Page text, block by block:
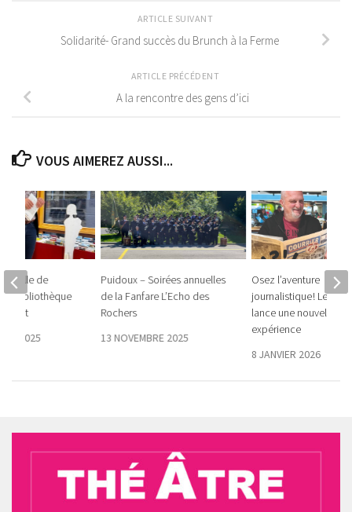
ARTICLE SUIVANT
Solidarité- Grand succès du Brunch à la Ferme
ARTICLE PRÉCÉDENT
A la rencontre des gens d’ici
VOUS AIMEREZ AUSSI...
Puidoux – Soirées annuelles
de la Fanfare L’Echo des
Rochers
13 NOVEMBRE 2025
Osez l’aventure
journalistique ! Le
lance une nouvelle
expérience
8 JANVIER 2026
de
la bibliothèque
Jorat
2025